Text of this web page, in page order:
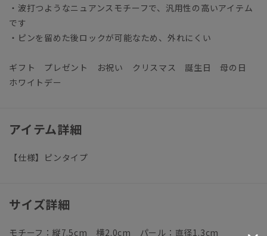
・波打つようなニュアンスモチーフで、汎用性の高いアイテム
です
・ピンを留めた後ロックが可能なため、外れにくい
ギフト プレゼント お祝い クリスマス 誕生日 母の日
ホワイトデー
アイテム詳細
【仕様】ピンタイプ
サイズ詳細
モチーフ：縦7.5cm 横2.0cm パール：直径1.3cm